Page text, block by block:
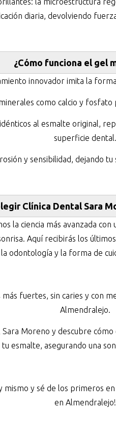
diaria, devolviendo
¿Cómo funciona el gel
innovador imita la
como calcio y fosfato
al esmalte original,
superficie dental.
y sensibilidad, dejando
Clínica Dental Sara
la ciencia más avanzada
Aquí recibirás los
la odontología y la forma de
más fuertes, sin caries y con
Almendralejo.
Sara Moreno y descubre
esmalte, asegurando una
mismo y sé de los primeros
en Almendralejo!